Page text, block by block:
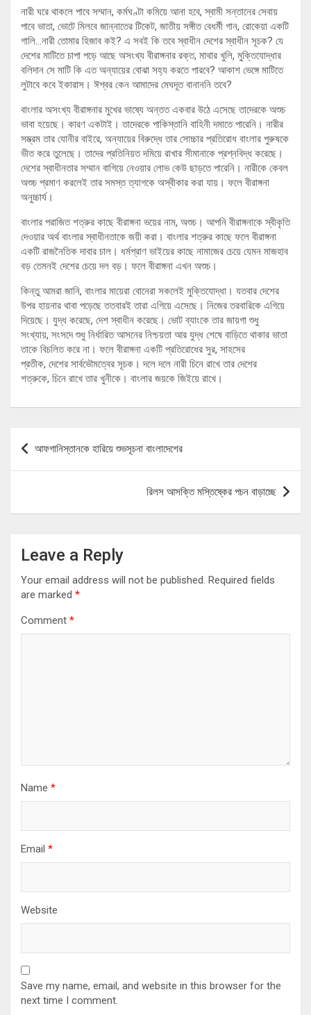
নারী ঘরে থাকলে পাবে সম্মান, কর্মঘণ্টা কমিয়ে আনা হবে, স্বামী সন্তানের সেবায়
পাবে ভাতা, ভোটে মিলবে জান্নাতের টিকেট, জাতীয় সঙ্গীত বেধর্মী গান, রোকেয়া একটি
গালি…নারী তোমার হিজাব কই? এ সবই কি তবে স্বাধীন দেশের স্বাধীন সূচক? যে
দেশের মাটিতে চাপা পড়ে আছে অসংখ্য বীরাঙ্গনার রক্ত, মাথার খুলি, মুক্তিযোদ্ধার
বলিদান সে মাটি কি এত অন্যায়ের বোঝা সহ্য করতে পারবে? আকাশ ভেঙ্গে মাটিতে
লুটাবে কবে ইকারাস। ঈশ্বর কেন আমাদের মেঘদূত বানাননি তবে?
বাংলার অসংখ্য বীরাঙ্গনার মুখের ভাষ্যে অন্তত একবার উঠে এসেছে তাদেরকে অশুচ
ভাবা হয়েছে। কারণ একটাই। তাদেরকে পাকিস্তানি বাহিনী দমাতে পারেনি। নারীর
সম্ভ্রম তার যোনীর বাইরে, অন্যায়ের বিরুদ্ধে তার সোচ্চার প্রতিরোধ বাংলার পুরুষকে
ভীত করে তুলেছে। তাদের প্রতিনিয়ত দমিয়ে রাখার সীমানাকে প্রশ্নবিদ্ধ করেছে।
দেশের স্বাধীনতার সম্মান বাগিয়ে নেওয়ার লোভ কেউ ছাড়তে পারেনি। নারীকে কেবল
অশুচ প্রমাণ করলেই তার সমস্ত ত্যাগকে অস্বীকার করা যায়। ফলে বীরাঙ্গনা
অনুচ্চার্য।
বাংলার পরাজিত শত্রুর কাছে বীরাঙ্গনা ভয়ের নাম, অশুচ। আপনি বীরাঙ্গনাকে স্বীকৃতি
দেওয়ার অর্থ বাংলার স্বাধীনতাকে জয়ী করা। বাংলার শত্রুর কাছে ফলে বীরাঙ্গনা
একটি রাজনৈতিক দাবার চাল। ধর্মপ্রাণ ভাইয়ের কাছে নামাজের চেয়ে যেমন মাজহাব
বড় তেমনই দেশের চেয়ে দল বড়। ফলে বীরাঙ্গনা এখন অশুচ।
কিন্তু আমরা জানি, বাংলার মায়েরা বোনেরা সকলেই মুক্তিযোদ্ধা। যতবার দেশের
উপর হায়নার থাবা পড়েছে ততবারই তারা এগিয়ে এসেছে। নিজের তরবারিকে এগিয়ে
দিয়েছে। যুদ্ধ করেছে, দেশ স্বাধীন করেছে। ভোট ব্যাংকে তার জায়গা শুধু
সংখ্যায়, সংসদে শুধু নির্ধারিত আসনের নিশ্চয়তা আর যুদ্ধ শেষে বাড়িতে থাকার ভাতা
তাকে বিচলিত করে না। ফলে বীরাঙ্গনা একটি প্রতিরোধের সুর, সাহসের
প্রতীক, দেশের সার্বভৌমত্বের সূচক। দলে দলে নারী চিনে রাখে তার দেশের
শত্রুকে, চিনে রাখে তার খুনীকে। বাংলার জয়কে জিইয়ে রাখে।
Post
navigation
আফগানিস্তানকে হারিয়ে শুভসূচনা বাংলাদেশের
রিলস আসক্তি মস্তিষ্কের পচন বাড়াচ্ছে
Leave a Reply
Your email address will not be published. Required fields
are marked *
Comment *
Name *
Email *
Website
Save my name, email, and website in this browser for the
next time I comment.